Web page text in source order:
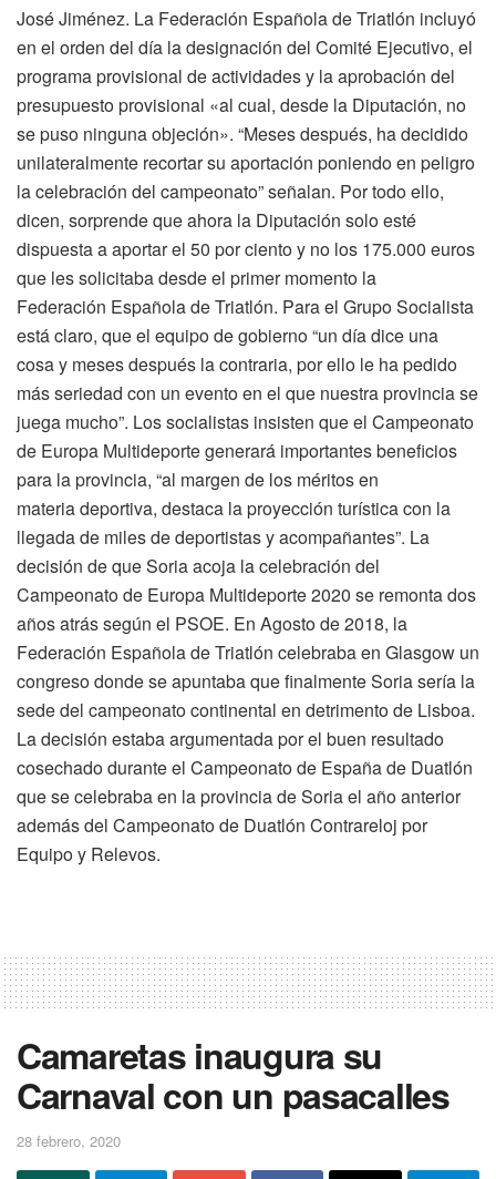
José Jiménez. La Federación Española de Triatlón incluyó
en el orden del día la designación del Comité Ejecutivo, el
programa provisional de actividades y la aprobación del
presupuesto provisional «al cual, desde la Diputación, no
se puso ninguna objeción». “Meses después, ha decidido
unilateralmente recortar su aportación poniendo en peligro
la celebración del campeonato” señalan. Por todo ello,
dicen, sorprende que ahora la Diputación solo esté
dispuesta a aportar el 50 por ciento y no los 175.000 euros
que les solicitaba desde el primer momento la
Federación Española de Triatlón. Para el Grupo Socialista
está claro, que el equipo de gobierno “un día dice una
cosa y meses después la contraria, por ello le ha pedido
más seriedad con un evento en el que nuestra provincia se
juega mucho”. Los socialistas insisten que el Campeonato
de Europa Multideporte generará importantes beneficios
para la provincia, “al margen de los méritos en
materia deportiva, destaca la proyección turística con la
llegada de miles de deportistas y acompañantes”. La
decisión de que Soria acoja la celebración del
Campeonato de Europa Multideporte 2020 se remonta dos
años atrás según el PSOE. En Agosto de 2018, la
Federación Española de Triatlón celebraba en Glasgow un
congreso donde se apuntaba que finalmente Soria sería la
sede del campeonato continental en detrimento de Lisboa.
La decisión estaba argumentada por el buen resultado
cosechado durante el Campeonato de España de Duatlón
que se celebraba en la provincia de Soria el año anterior
además del Campeonato de Duatlón Contrareloj por
Equipo y Relevos.
Camaretas inaugura su
Carnaval con un pasacalles
28 febrero, 2020